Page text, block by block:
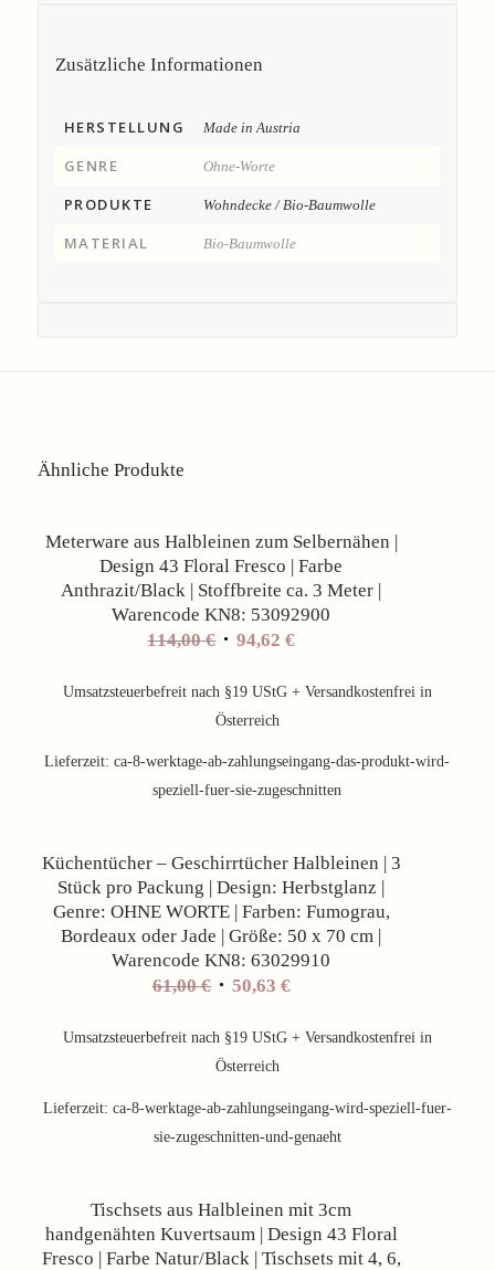
Zusätzliche Informationen
HERSTELLUNG Made in Austria
GENRE Ohne-Worte
PRODUKTE Wohndecke / Bio-Baumwolle
MATERIAL Bio-Baumwolle
Ähnliche Produkte
Meterware aus Halbleinen zum Selbernähen |
Design 43 Floral Fresco | Farbe
Anthrazit/Black | Stoffbreite ca. 3 Meter |
Warencode KN8: 53092900
114,00€ Ursprünglicher
war:
114,00 €
94,62€Aktueller
ist:
Umsatzsteuerbefreit nach §19 UStG + Versandkostenfrei in
Österreich
Lieferzeit:ca-8-werktage-ab-zahlungseingang-das-produkt-wird-
speziell-fuer-sie-zugeschnitten
Küchentücher – Geschirrtücher Halbleinen | 3
Stück pro Packung | Design: Herbstglanz |
Genre: OHNE WORTE | Farben: Fumograu,
Bordeaux oder Jade | Größe: 50 x 70 cm |
Warencode KN8: 63029910
61,00€ 50,63 €
Umsatzsteuerbefreit nach §19 UStG + Versandkostenfrei in
Österreich
Lieferzeit: ca-8-werktage-ab-zahlungseingang-wird-speziell-fuer-
sie-zugeschnitten-und-genaeht
Tischsets aus Halbleinen mit 3cm
handgenähten Kuvertsaum | Design 43 Floral
Fresco | Farbe Natur/Black | Tischsets mit 4, 6,